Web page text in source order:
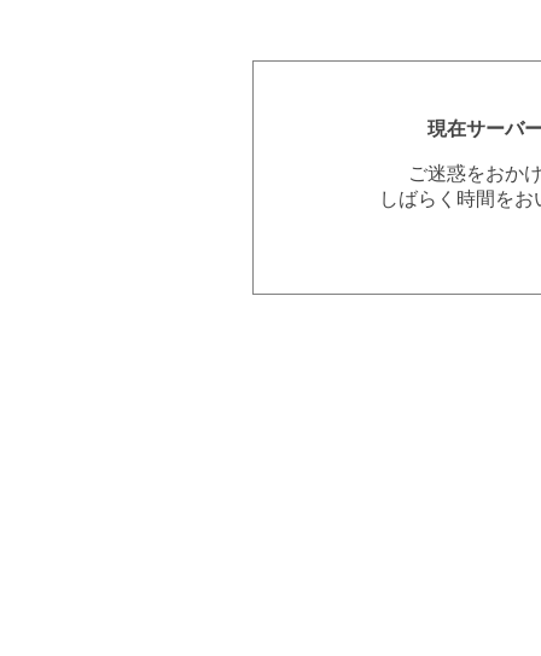
現在サーバ
ご迷惑をおか
しばらく時間を